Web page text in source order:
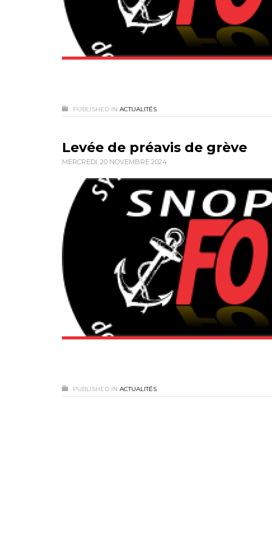
PUBLISHED IN ACTUALITÉS
Levée de préavis de grève
MERCREDI, 20 NOVEMBRE 2024
PUBLISHED IN ACTUALITÉS